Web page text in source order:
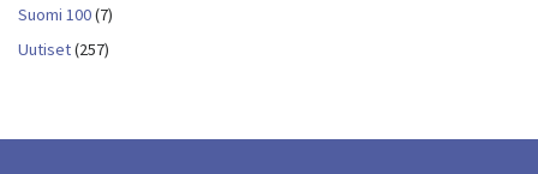
Suomi 100(7)
Uutiset(257)